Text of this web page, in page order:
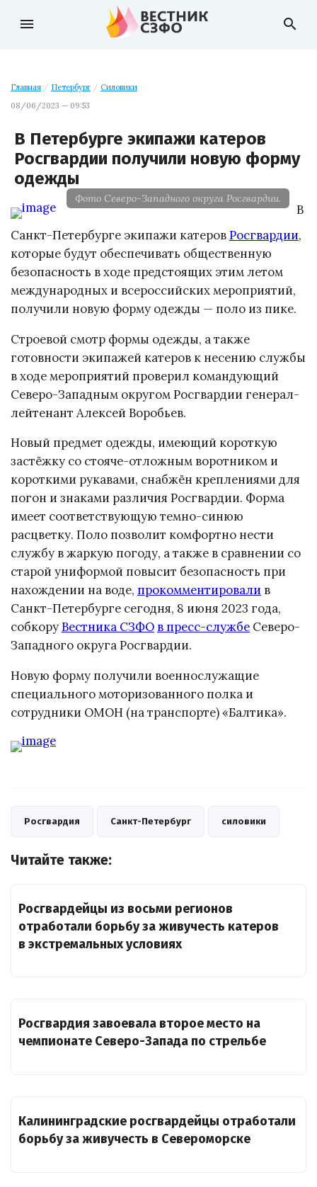
menu search
Главная / Петербург / Силовики
08/06/2023 — 09:53
В Петербурге экипажи катеров
Росгвардии получили новую форму
одежды
Фото Северо-Западного округа Росгвардии.
В
Санкт-Петербурге экипажи катеровРосгвардии,
которые будут обеспечивать общественную
безопасность в ходе предстоящих этим летом
международных и всероссийских мероприятий,
получили новую форму одежды — поло из пике.
Строевой смотр формы одежды, а также
готовности экипажей катеров к несению службы
в ходе мероприятий проверил командующий
Северо-Западным округом Росгвардии генерал-
лейтенант Алексей Воробьев.
Новый предмет одежды, имеющий короткую
застёжку со стояче-отложным воротником и
короткими рукавами, снабжён креплениями для
погон и знаками различия Росгвардии. Форма
имеет соответствующую темно-синюю
расцветку. Поло позволит комфортно нести
службу в жаркую погоду, а также в сравнении со
старой униформой повысит безопасность при
нахождении на воде, прокомментировали в
Санкт-Петербурге сегодня, 8 июня 2023 года,
собкоруВестника СЗФО в пресс-службе Северо-
Западного округа Росгвардии.
Новую форму получили военнослужащие
специального моторизованного полка и
сотрудники ОМОН (на транспорте) «Балтика».
Росгвардия Санкт-Петербург силовики
Читайте также:
Росгвардейцы из восьми регионов
отработали борьбу за живучесть катеров
в экстремальных условиях
Росгвардия завоевала второе место на
чемпионате Северо-Запада по стрельбе
Калининградские росгвардейцы отработали
борьбу за живучесть в Североморске